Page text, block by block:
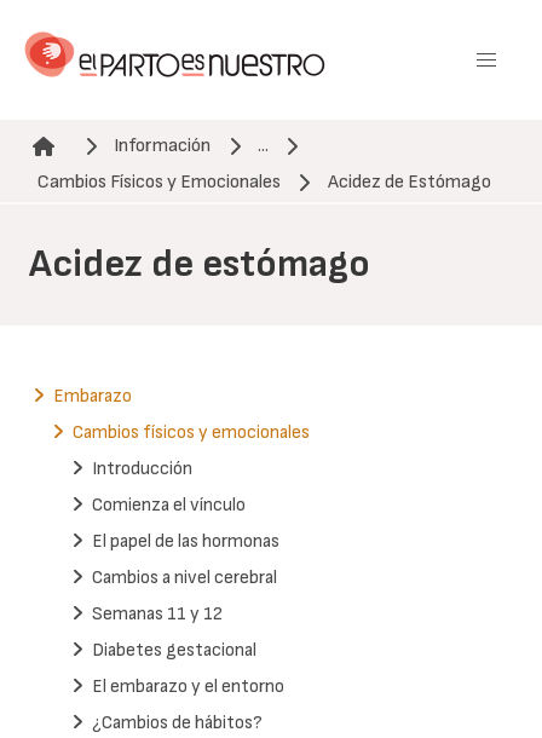
contenido
Ruta de navegación
Información
...
Cambios Físicos y Emocionales
Acidez de Estómago
Acidez de estómago
Embarazo
Cambios físicos y emocionales
Introducción
Comienza el vínculo
El papel de las hormonas
Cambios a nivel cerebral
Semanas 11 y 12
Diabetes gestacional
El embarazo y el entorno
¿Cambios de hábitos?